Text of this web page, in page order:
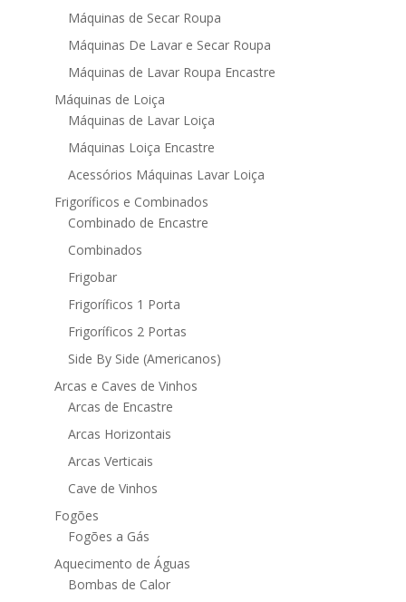
Máquinas de Secar Roupa
Máquinas De Lavar e Secar Roupa
Máquinas de Lavar Roupa Encastre
Máquinas de Loiça
Máquinas de Lavar Loiça
Máquinas Loiça Encastre
Acessórios Máquinas Lavar Loiça
Frigoríficos e Combinados
Combinado de Encastre
Combinados
Frigobar
Frigoríficos 1 Porta
Frigoríficos 2 Portas
Side By Side (Americanos)
Arcas e Caves de Vinhos
Arcas de Encastre
Arcas Horizontais
Arcas Verticais
Cave de Vinhos
Fogões
Fogões a Gás
Aquecimento de Águas
Bombas de Calor